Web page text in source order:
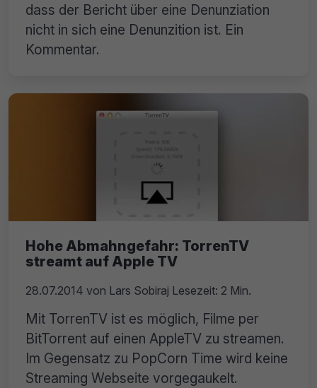
dass der Bericht über eine Denunziation
nicht in sich eine Denunzition ist. Ein
Kommentar.
Hohe Abmahngefahr: TorrenTV
streamt auf Apple TV
28.07.2014 von Lars Sobiraj Lesezeit: 2 Min.
Mit TorrenTV ist es möglich, Filme per
BitTorrent auf einen AppleTV zu streamen.
Im Gegensatz zu PopCorn Time wird keine
Streaming Webseite vorgegaukelt.